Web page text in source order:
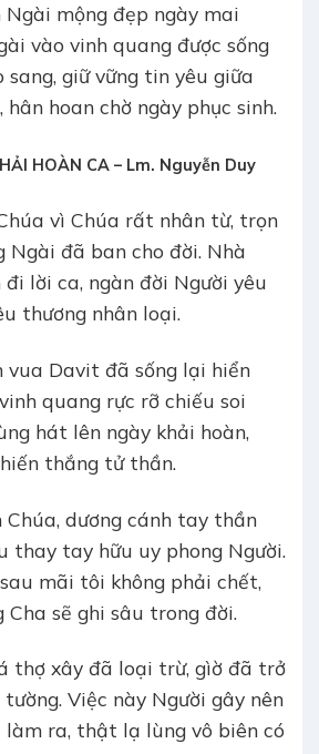
Ngài mộng đẹp ngày mai
vào vinh quang được sống
sang, giữ vững tin yêu giữa
hoan chờ ngày phục sinh.
HOÀN CA – Lm. Nguyễn Duy
vì Chúa rất nhân từ, trọn
Ngài đã ban cho đời. Nhà
lời ca, ngàn đời Người yêu
thương nhân loại.
vua Davit đã sống lại hiển
quang rực rỡ chiếu soi
hát lên ngày khải hoàn,
thắng tử thần.
dương cánh tay thần
thay tay hữu uy phong Người.
mãi tôi không phải chết,
Cha sẽ ghi sâu trong đời.
thợ xây đã loại trừ, gìờ đã trở
Việc này Người gây nên
ra, thật lạ lùng vô biên có